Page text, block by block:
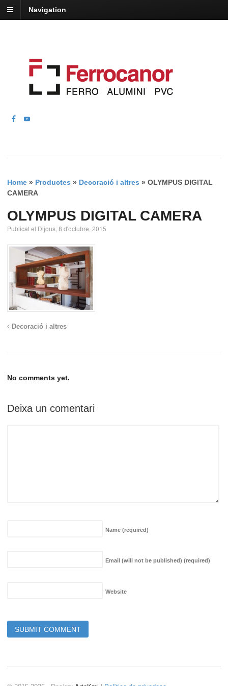
Navigation
Home » Productes » Decoració i altres » OLYMPUS DIGITAL
CAMERA
OLYMPUS DIGITAL CAMERA
Publicat el Dijous, 8 d'octubre, 2015
Decoració i altres
No comments yet.
Deixa un comentari
Name (required)
Email (will not be published) (required)
Website